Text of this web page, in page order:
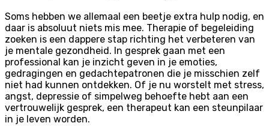
Soms hebben we allemaal een beetje extra hulp nodig, en
daar is absoluut niets mis mee. Therapie of begeleiding
zoeken is een dappere stap richting het verbeteren van
je mentale gezondheid. In gesprek gaan met een
professional kan je inzicht geven in je emoties,
gedragingen en gedachtepatronen die je misschien zelf
niet had kunnen ontdekken. Of je nu worstelt met stress,
angst, depressie of simpelweg behoefte hebt aan een
vertrouwelijk gesprek, een therapeut kan een steunpilaar
in je leven worden.